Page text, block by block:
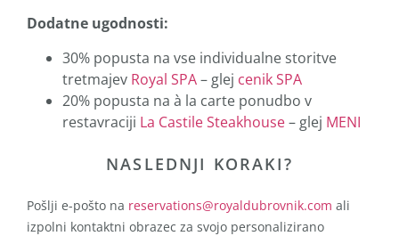
Dodatne ugodnosti:
30% popusta na vse individualne storitve
tretmajev Royal SPA– glej cenik SPA
20% popusta na à la carte ponudbo v
restavraciji La Castile Steakhouse– glej MENI
NASLEDNJI KORAKI?
Pošlji e-pošto na reservations@royaldubrovnik.com ali
izpolni kontaktni obrazec za svojo personalizirano